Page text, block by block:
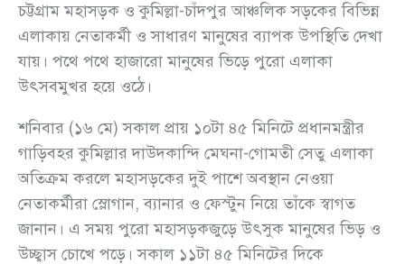
চট্টগ্রাম মহাসড়ক ও কুমিল্লা-চাঁদপুর আঞ্চলিক সড়কের বিভিন্ন
এলাকায় নেতাকর্মী ও সাধারণ মানুষের ব্যাপক উপস্থিতি দেখা
যায়। পথে পথে হাজারো মানুষের ভিড়ে পুরো এলাকা
উৎসবমুখর হয়ে ওঠে।
শনিবার (১৬ মে) সকাল প্রায় ১০টা ৪৫ মিনিটে প্রধানমন্ত্রীর
গাড়িবহর কুমিল্লার দাউদকান্দি মেঘনা-গোমতী সেতু এলাকা
অতিক্রম করলে মহাসড়কের দুই পাশে অবস্থান নেওয়া
নেতাকর্মীরা স্লোগান, ব্যানার ও ফেস্টুন নিয়ে তাঁকে স্বাগত
জানান। এ সময় পুরো মহাসড়কজুড়ে উৎসুক মানুষের ভিড় ও
উচ্ছ্বাস চোখে পড়ে। সকাল ১১টা ৪৫ মিনিটের দিকে